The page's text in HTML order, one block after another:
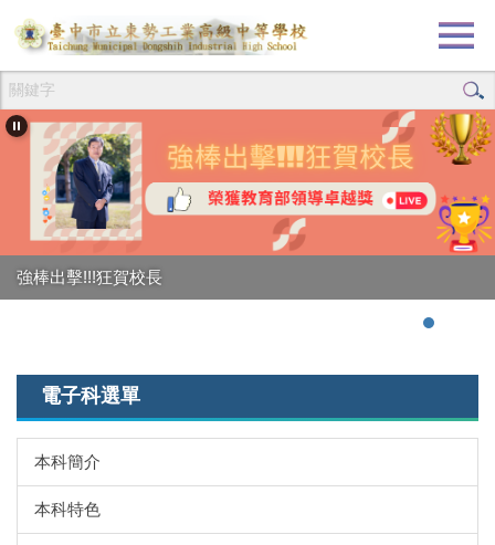
跳
到
要
內
容
強棒出擊!!!狂賀校長
電子科選單
本科簡介
本科特色